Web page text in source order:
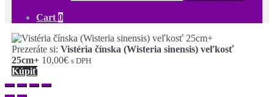
Cart0
Prezeráte si:Vistéria čínska (Wisteria sinensis) veľkosť
25cm+ 10,00€ s DPH
Kúpiť